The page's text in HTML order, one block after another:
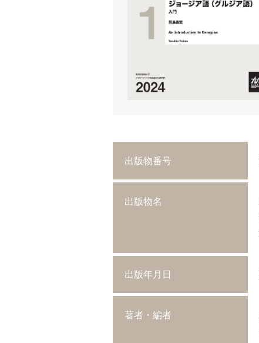
出版物番号
出版物名
出版年月日
著者・編者